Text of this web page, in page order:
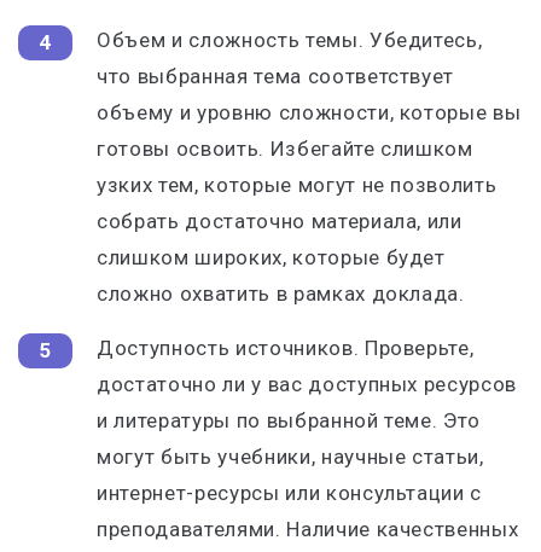
Объем и сложность темы. Убедитесь,
что выбранная тема соответствует
объему и уровню сложности, которые вы
готовы освоить. Избегайте слишком
узких тем, которые могут не позволить
собрать достаточно материала, или
слишком широких, которые будет
сложно охватить в рамках доклада.
Доступность источников. Проверьте,
достаточно ли у вас доступных ресурсов
и литературы по выбранной теме. Это
могут быть учебники, научные статьи,
интернет-ресурсы или консультации с
преподавателями. Наличие качественных